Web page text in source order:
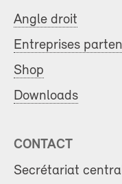
Angle droit
Entreprises
Shop
Downloads
CONTACT
Secrétariat